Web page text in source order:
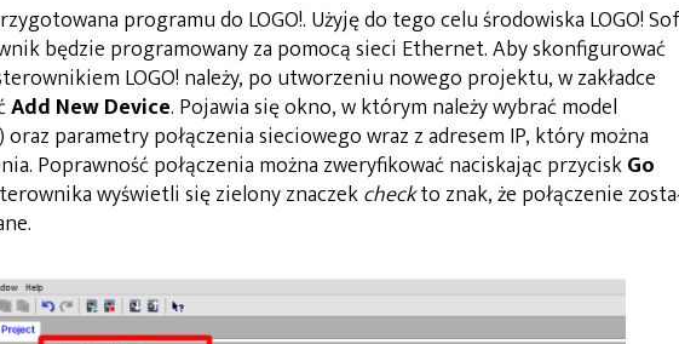
programu do LOGO!. Użyję do tego celu środowiska LOGO!
będzie programowany za pomocą sieci Ethernet. Aby skonfigurować
LOGO! należy, po utworzeniu nowego projektu, w zakładce
Add New Device. Pojawia się okno, w którym należy wybrać model
oraz parametry połączenia sieciowego wraz z adresem IP, który można
Poprawność połączenia można zweryfikować naciskając przyciskGo
wyświetli się zielony znaczekcheckto znak, że połączenie